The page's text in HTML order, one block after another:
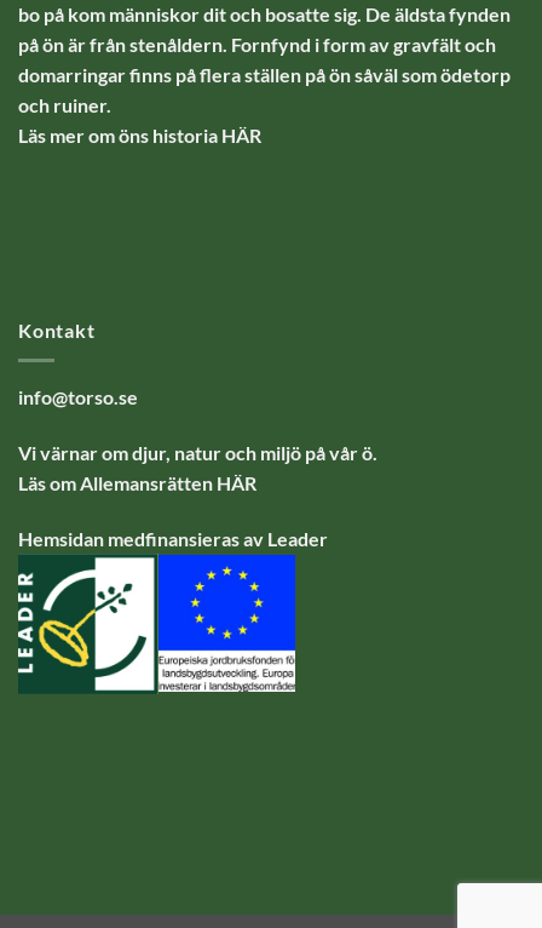
bo på kom människor dit och bosatte sig. De äldsta fynden
på ön är från stenåldern. Fornfynd i form av gravfält och
domarringar finns på flera ställen på ön såväl som ödetorp
och ruiner.
Läs mer om öns historia HÄR
Kontakt
info@torso.se
Vi värnar om djur, natur och miljö på vår ö.
Läs om Allemansrätten HÄR
Hemsidan medfinansieras av Leader